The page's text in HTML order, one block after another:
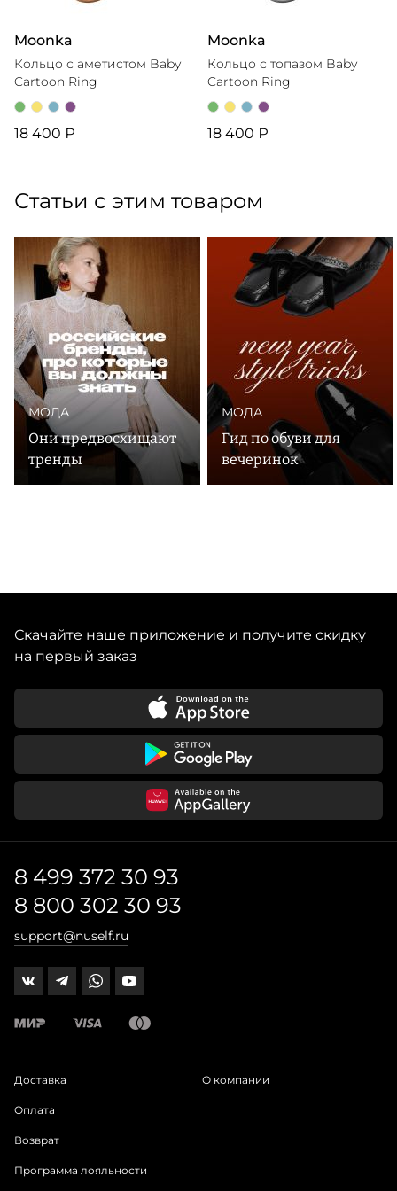
Moonka
Кольцо с аметистом Baby
Cartoon Ring
18 400 ₽
Moonka
Кольцо с топазом Baby
Cartoon Ring
18 400 ₽
Статьи с этим товаром
МОДА
Они предвосхищают
тренды
МОДА
Гид по обуви для
вечеринок
Скачайте наше приложение и получите скидку
на первый заказ
8 499 372 30 93
8 800 302 30 93
support@nuself.ru
Доставка
Оплата
Возврат
Программа лояльности
О компании